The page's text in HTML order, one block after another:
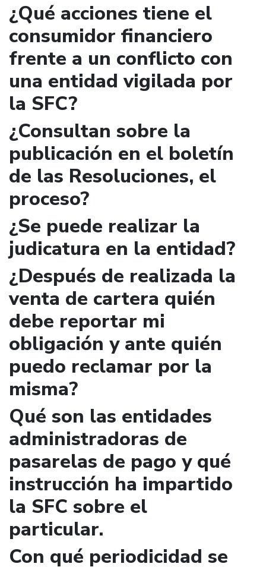
¿Qué acciones tiene el
consumidor financiero
frente a un conflicto con
una entidad vigilada por
la SFC?
¿Consultan sobre la
publicación en el boletín
de las Resoluciones, el
proceso?
¿Se puede realizar la
judicatura en la entidad?
¿Después de realizada la
venta de cartera quién
debe reportar mi
obligación y ante quién
puedo reclamar por la
misma?
Qué son las entidades
administradoras de
pasarelas de pago y qué
instrucción ha impartido
la SFC sobre el
particular.
Con qué periodicidad se